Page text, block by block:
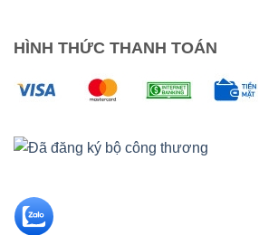
HÌNH THỨC THANH TOÁN